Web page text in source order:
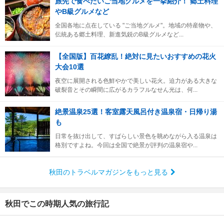
やB級グルメなど
全国各地に点在している "ご当地グルメ"。地域の特産物や、
伝統ある郷土料理、新進気鋭のB級グルメなど...
【全国版】百花繚乱！絶対に見たいおすすめの花火
大会10選
夜空に展開される色鮮やかで美しい花火。迫力がある大きな
破裂音とその瞬間に広がるカラフルなせん光は、何...
絶景温泉25選！客室露天風呂付き温泉宿・日帰り湯
も
日常を抜け出して、すばらしい景色を眺めながら入る温泉は
格別ですよね。今回は全国で絶景が評判の温泉宿や...
秋田のトラベルマガジンをもっと見る
秋田でこの時期人気の旅行記